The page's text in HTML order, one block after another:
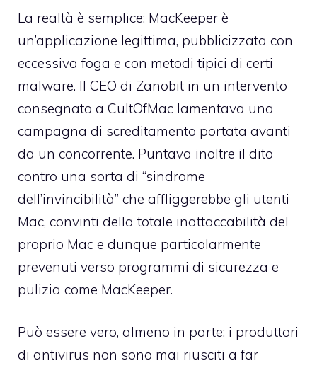
La realtà è semplice: MacKeeper è
un’applicazione legittima, pubblicizzata con
eccessiva foga e con metodi tipici di certi
malware. Il CEO di Zanobit in un intervento
consegnato a CultOfMac lamentava una
campagna di screditamento portata avanti
da un concorrente. Puntava inoltre il dito
contro una sorta di “sindrome
dell’invincibilità” che affliggerebbe gli utenti
Mac, convinti della totale inattaccabilità del
proprio Mac e dunque particolarmente
prevenuti verso programmi di sicurezza e
pulizia come MacKeeper.
Può essere vero, almeno in parte: i produttori
di antivirus non sono mai riusciti a far